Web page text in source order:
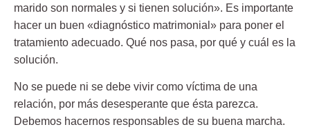
marido son normales y si tienen solución». Es importante
hacer un buen «diagnóstico matrimonial» para poner el
tratamiento adecuado. Qué nos pasa, por qué y cuál es la
solución.
No se puede ni se debe vivir como víctima de una
relación, por más desesperante que ésta parezca.
Debemos hacernos responsables de su buena marcha.